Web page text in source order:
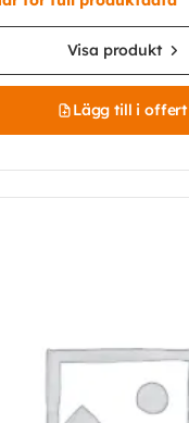
Visa produkt
Lägg till i offert